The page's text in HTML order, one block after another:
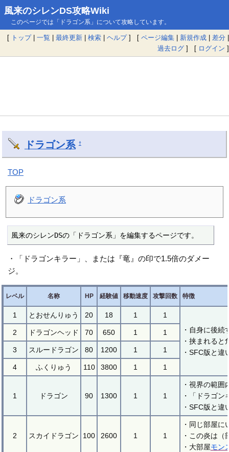
風来のシレンDS攻略Wiki
このページでは「ドラゴン系」について攻略しています。
[ トップ| 一覧 | 最終更新 | 検索 | ヘルプ] [ ページ編集 | 新規作成 | 差分 |
過去ログ ] [ ログイン ]
ドラゴン系 †
TOP
ドラゴン系
風来のシレンDSの「ドラゴン系」を編集するページです。
・「ドラゴンキラー」、または『竜』の印で1.5倍のダメー
ジ。
レベル 名称 HP 経験値 移動速度 攻撃回数 特徴
1 とおせんりゅう 20 18 1
1
・自身に後続
・挟まれる
・SFC版と違
2 ドラゴンヘッド 70 650 1 1
3 スルードラゴン 80 1200 1 1
4 ふくりゅう 110 3800 1 1
1 ドラゴン 90 1300 1 1
・視界の範
・「ドラゴ
・SFC版と
2 スカイドラゴン 100 2600 1 1
・同じ部屋
・この炎は
・大部屋モン